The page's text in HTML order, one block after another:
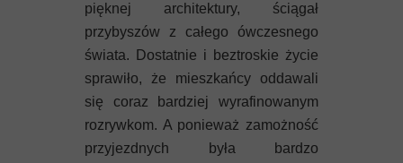
pięknej architektury, ściągał
przybyszów z całego ówczesnego
świata. Dostatnie i beztroskie życie
sprawiło, że mieszkańcy oddawali
się coraz bardziej wyrafinowanym
rozrywkom. A ponieważ zamożność
przyjezdnych była bardzo